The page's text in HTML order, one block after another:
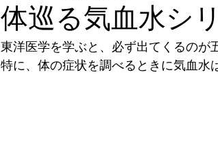
体巡る気血水シ
東洋医学を学ぶと、必ず出てくるのが
特に、体の症状を調べるときに気血水